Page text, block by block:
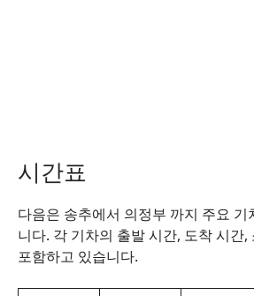
시간표
다음은 송추에서 의정부 까지 주요 기
니다. 각 기차의 출발 시간, 도착 시간,
포함하고 있습니다.